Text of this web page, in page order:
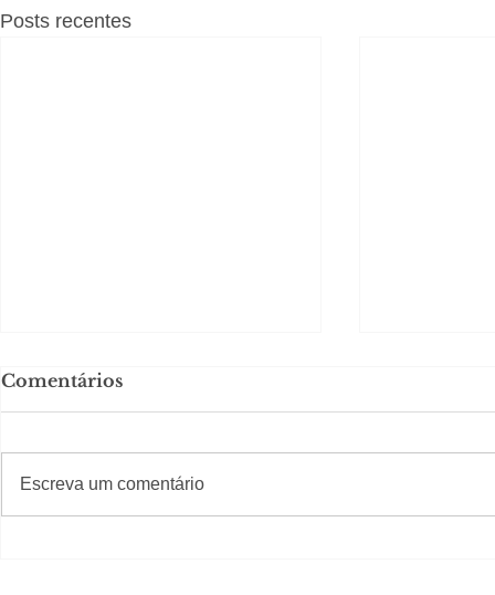
Posts recentes
Solteirou!
Comentários
Escreva um comentário
#Sugestões